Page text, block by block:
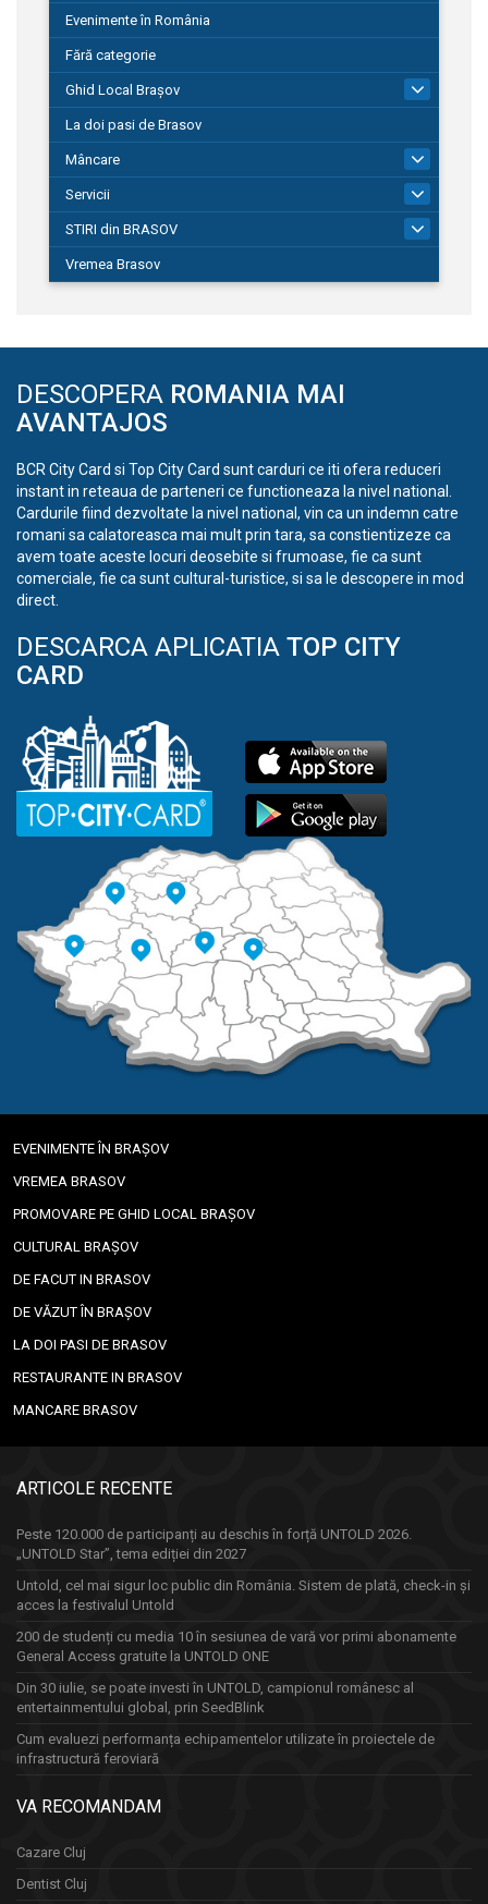
Evenimente în România
Fără categorie
Ghid Local Brașov
La doi pasi de Brasov
Mâncare
Servicii
STIRI din BRASOV
Vremea Brasov
DESCOPERA ROMANIA MAI
AVANTAJOS
BCR City Card si Top City Card sunt carduri ce iti ofera reduceri
instant in reteaua de parteneri ce functioneaza la nivel national.
Cardurile fiind dezvoltate la nivel national, vin ca un indemn catre
romani sa calatoreasca mai mult prin tara, sa constientizeze ca
avem toate aceste locuri deosebite si frumoase, fie ca sunt
comerciale, fie ca sunt cultural-turistice, si sa le descopere in mod
direct.
DESCARCA APLICATIA TOP CITY
CARD
EVENIMENTE ÎN BRAȘOV
VREMEA BRASOV
PROMOVARE PE GHID LOCAL BRAȘOV
CULTURAL BRAȘOV
DE FACUT IN BRASOV
DE VĂZUT ÎN BRAȘOV
LA DOI PASI DE BRASOV
RESTAURANTE IN BRASOV
MANCARE BRASOV
ARTICOLE RECENTE
Peste 120.000 de participanți au deschis în forță UNTOLD 2026.
„UNTOLD Star”, tema ediției din 2027
Untold, cel mai sigur loc public din România. Sistem de plată, check-in și
acces la festivalul Untold
200 de studenți cu media 10 în sesiunea de vară vor primi abonamente
General Access gratuite la UNTOLD ONE
Din 30 iulie, se poate investi în UNTOLD, campionul românesc al
entertainmentului global, prin SeedBlink
Cum evaluezi performanța echipamentelor utilizate în proiectele de
infrastructură feroviară
VA RECOMANDAM
Cazare Cluj
Dentist Cluj